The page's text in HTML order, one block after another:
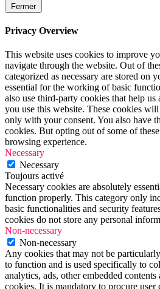
Fermer
Privacy Overview
This website uses cookies to improve
navigate through the website. Out of
categorized as necessary are stored on
essential for the working of basic
also use third-party cookies that help
you use this website. These cookies
only with your consent. You also have
cookies. But opting out of some of
browsing experience.
Necessary
Necessary
Toujours activé
Necessary cookies are absolutely
function properly. This category only
basic functionalities and security
cookies do not store any personal
Non-necessary
Non-necessary
Any cookies that may not be
to function and is used specifically to
analytics, ads, other embedded contents
cookies. It is mandatory to procure